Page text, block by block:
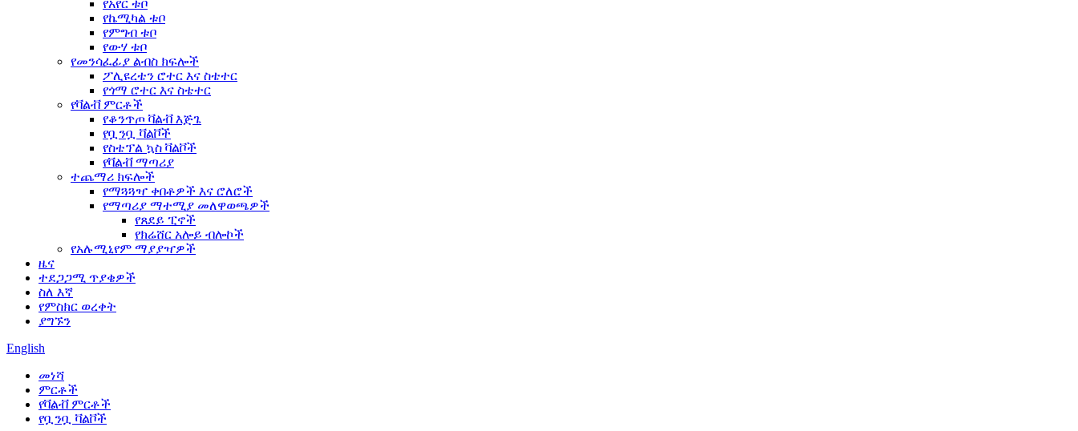
የአየር ቱቦ
የኬሚካል ቱቦ
የምግብ ቱቦ
የውሃ ቱቦ
የመንሳፈፊያ ልብስ ክፍሎች
ፖሊዩረቴን ሮተር እና ስቴተር
የጎማ ሮተር እና ስቴተር
የቫልቭ ምርቶች
የቆንጥጦ ቫልቭ እጅጌ
የቧንቧ ቫልቮች
የስቴፕል ኳስ ቫልቮች
የቫልቭ ማጣሪያ
ተጨማሪ ክፍሎች
የማጓጓዣ ቀበቶዎች እና ሮለሮች
የማጣሪያ ማተሚያ መለዋወጫዎች
የጸደይ ፒኖች
የክሬሸር አሎይ ብሎኮች
የአሉሚኒየም ማያያዣዎች
ዜና
ተደጋጋሚ ጥያቄዎች
ስለ እኛ
የምስክር ወረቀት
ያግኙን
English
መነሻ
ምርቶች
የቫልቭ ምርቶች
የቧንቧ ቫልቮች